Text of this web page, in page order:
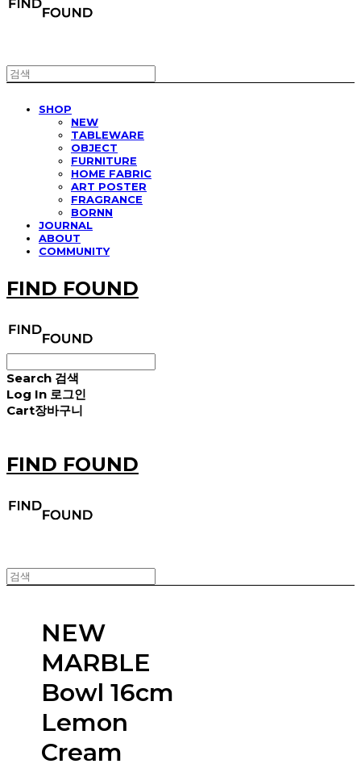
SHOP
NEW
TABLEWARE
OBJECT
FURNITURE
HOME FABRIC
ART POSTER
FRAGRANCE
BORNN
JOURNAL
ABOUT
COMMUNITY
FIND FOUND
Search 검색
Log In 로그인
Cart장바구니
FIND FOUND
NEW
MARBLE
Bowl 16cm
Lemon
Cream